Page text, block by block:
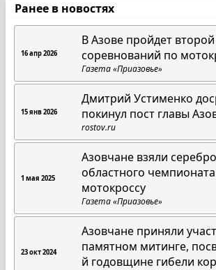
Ранее в новостях
16 апр 2026
В Азове пройдет второй
соревнований по
Газета «Приазовье»
15 янв 2026
Дмитрий Устименко
покинул пост главы
rostov.ru
1 мая 2025
Азовчане взяли
областного
мотокроссу
Газета «Приазовье»
23 окт 2024
Азовчане приняли
памятном митинге,
й годовщине гибели